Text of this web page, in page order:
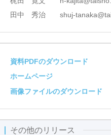
田中 秀治 shuj-
資料PDFのダウンロード
ホームページ
画像ファイルのダウンロード
その他のリリース